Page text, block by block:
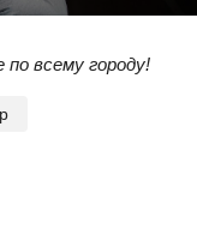
всему городу!